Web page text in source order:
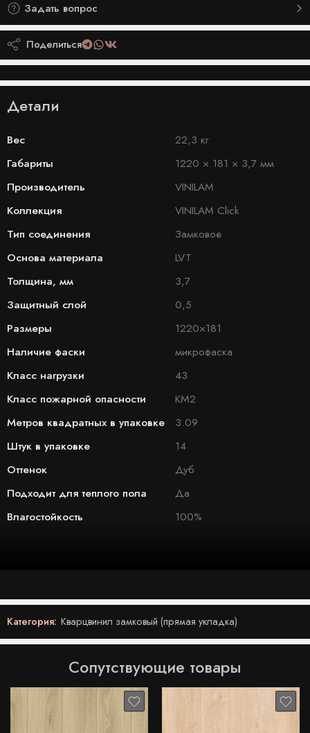
Задать вопрос
Поделиться
Детали
Вес
22,3 кг
Габариты
1220 × 181 × 3,7 мм
Производитель
VINILAM
Коллекция
VINILAM Click
Тип соединения
Замковое
Основа материала
LVT
Толщина, мм
3,7
Защитный слой
0,5
Размеры
1220×181
Наличие фаски
микрофаска
Класс нагрузки
43
Класс пожарной опасности
КМ2
Метров квадратных в упаковке
3.09
Штук в упаковке
14
Оттенок
Дуб
Подходит для теплого пола
Да
Влагостойкость
100%
Категория: Кварцвинил замковый (прямая укладка)
Сопутствующие товары